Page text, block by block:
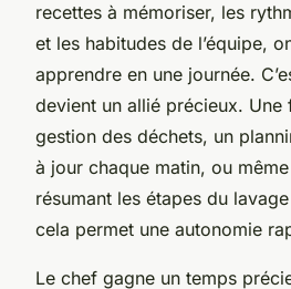
recettes à mémoriser, les
et les habitudes de l’équipe,
apprendre en une journée.
devient un allié précieux. Une
gestion des déchets, un
à jour chaque matin, ou
résumant les étapes du
cela permet une autonomie
Le chef gagne un temps